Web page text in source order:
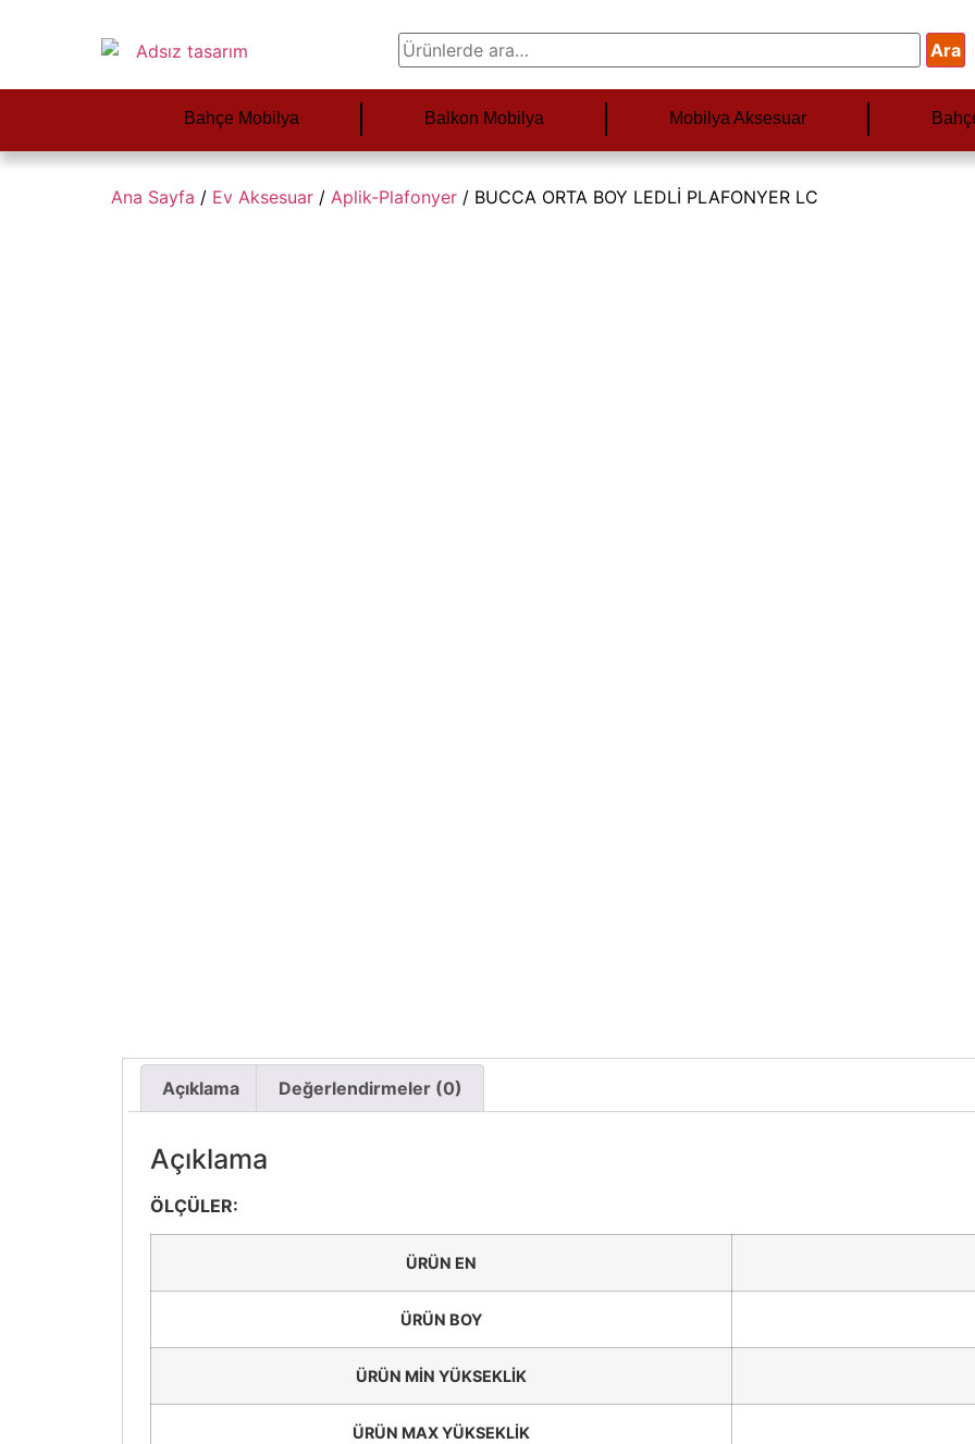
Ara
Bahçe Mobilya Balkon Mobilya Mobilya Aksesuar
Ana Sayfa / Ev Aksesuar / Aplik-Plafonyer / BUCCA ORTA BOY LEDLİ PLAFONYER LC
Açıklama Değerlendirmeler (0)
Açıklama
ÖLÇÜLER:
ÜRÜN EN
ÜRÜN BOY
ÜRÜN MİN YÜKSEKLİK
ÜRÜN MAX YÜKSEKLİK